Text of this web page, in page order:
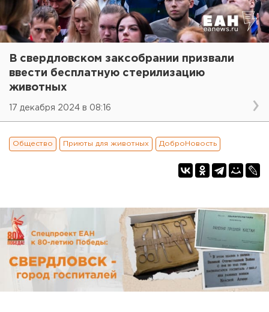
В свердловском заксобрании призвали
ввести бесплатную стерилизацию
животных
17 декабря 2024 в 08:16
Общество Приюты для животных ДоброНовость